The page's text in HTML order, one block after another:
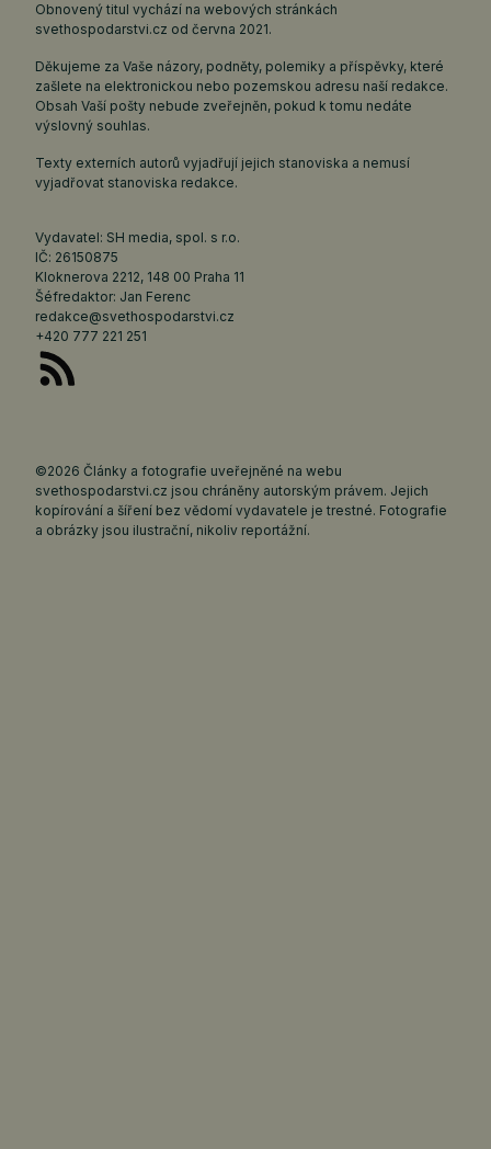
Obnovený titul vychází na webových stránkách
svethospodarstvi.cz od června 2021.
Děkujeme za Vaše názory, podněty, polemiky a příspěvky, které
zašlete na elektronickou nebo pozemskou adresu naší redakce.
Obsah Vaší pošty nebude zveřejněn, pokud k tomu nedáte
výslovný souhlas.
Texty externích autorů vyjadřují jejich stanoviska a nemusí
vyjadřovat stanoviska redakce.
Vydavatel: SH media, spol. s r.o.
IČ: 26150875
Kloknerova 2212, 148 00 Praha 11
Šéfredaktor: Jan Ferenc
redakce@svethospodarstvi.cz
+420 777 221 251
©2026 Články a fotografie uveřejněné na webu
svethospodarstvi.cz jsou chráněny autorským právem. Jejich
kopírování a šíření bez vědomí vydavatele je trestné. Fotografie
a obrázky jsou ilustrační, nikoliv reportážní.